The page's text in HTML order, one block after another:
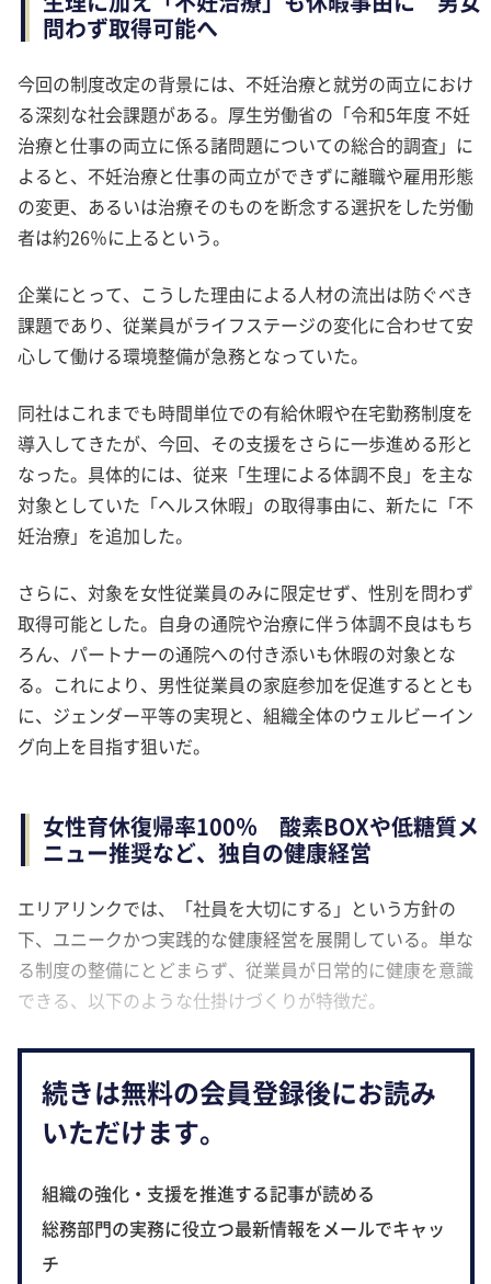
問わず取得可能へ
今回の制度改定の背景には、不妊治療と就労の両立におけ
る深刻な社会課題がある。厚生労働省の「令和5年度 不妊
治療と仕事の両立に係る諸問題についての総合的調査」に
よると、不妊治療と仕事の両立ができずに離職や雇用形態
の変更、あるいは治療そのものを断念する選択をした労働
者は約26％に上るという。
企業にとって、こうした理由による人材の流出は防ぐべき
課題であり、従業員がライフステージの変化に合わせて安
心して働ける環境整備が急務となっていた。
同社はこれまでも時間単位での有給休暇や在宅勤務制度を
導入してきたが、今回、その支援をさらに一歩進める形と
なった。具体的には、従来「生理による体調不良」を主な
対象としていた「ヘルス休暇」の取得事由に、新たに「不
妊治療」を追加した。
さらに、対象を女性従業員のみに限定せず、性別を問わず
取得可能とした。自身の通院や治療に伴う体調不良はもち
ろん、パートナーの通院への付き添いも休暇の対象とな
る。これにより、男性従業員の家庭参加を促進するととも
に、ジェンダー平等の実現と、組織全体のウェルビーイン
グ向上を目指す狙いだ。
女性育休復帰率100％ 酸素BOXや低糖質メ
ニュー推奨など、独自の健康経営
エリアリンクでは、「社員を大切にする」という方針の
下、ユニークかつ実践的な健康経営を展開している。単な
る制度の整備にとどまらず、従業員が日常的に健康を意識
できる、以下のような仕掛けづくりが特徴だ。
続きは無料の会員登録後にお読み
いただけます。
組織の強化・支援を推進する記事が読める
総務部門の実務に役立つ最新情報をメールでキャッ
チ